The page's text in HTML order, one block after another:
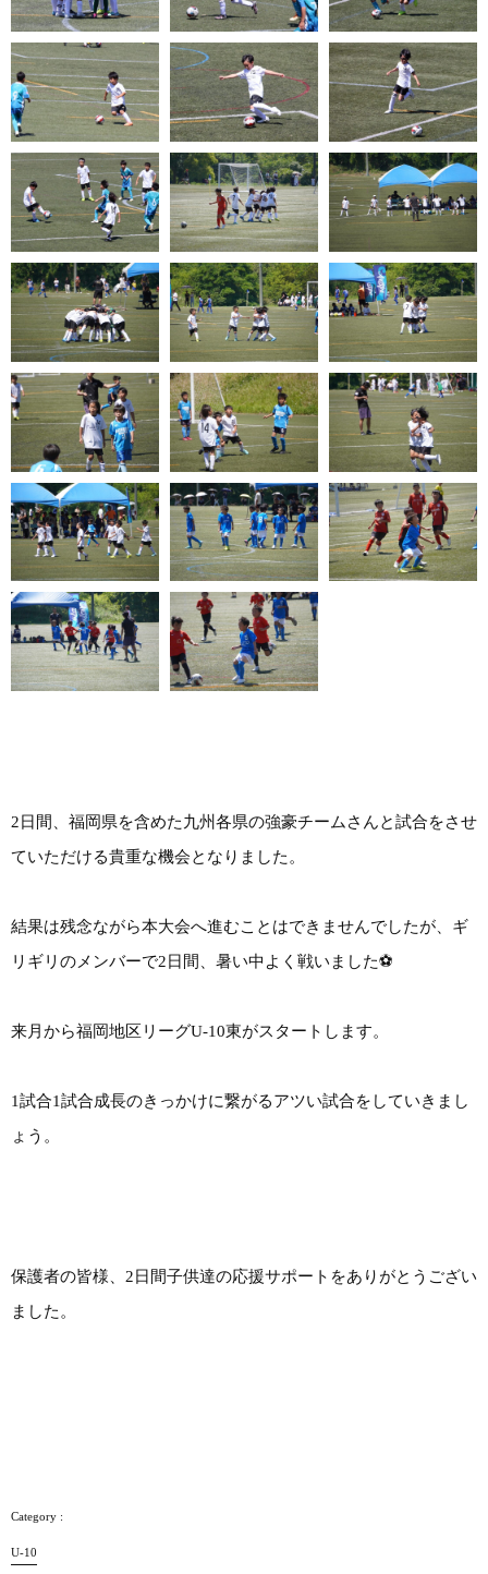
2日間、福岡県を含めた九州各県の強豪チームさんと試合をさせ
ていただける貴重な機会となりました。
結果は残念ながら本大会へ進むことはできませんでしたが、ギ
リギリのメンバーで2日間、暑い中よく戦いました⚽️
来月から福岡地区リーグU-10東がスタートします。
1試合1試合成長のきっかけに繋がるアツい試合をしていきまし
ょう。
保護者の皆様、2日間子供達の応援サポートをありがとうござい
ました。
U-10